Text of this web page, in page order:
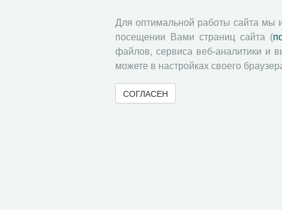
Для оптимальной работы сайта мы
посещении Вами страниц сайта (
файлов, сервиса веб-аналитики и
можете в настройках своего
СОГЛАСЕН